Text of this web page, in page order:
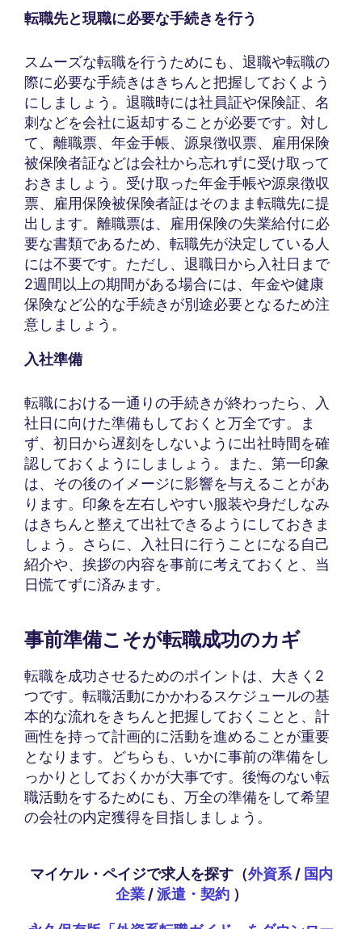
転職先と現職に必要な手続きを行う
スムーズな転職を行うためにも、退職や転職の
際に必要な手続きはきちんと把握しておくよう
にしましょう。退職時には社員証や保険証、名
刺などを会社に返却することが必要です。対し
て、離職票、年金手帳、源泉徴収票、雇用保険
被保険者証などは会社から忘れずに受け取って
おきましょう。受け取った年金手帳や源泉徴収
票、雇用保険被保険者証はそのまま転職先に提
出します。離職票は、雇用保険の失業給付に必
要な書類であるため、転職先が決定している人
には不要です。ただし、退職日から入社日まで
2週間以上の期間がある場合には、年金や健康
保険など公的な手続きが別途必要となるため注
意しましょう。
入社準備
転職における一通りの手続きが終わったら、入
社日に向けた準備もしておくと万全です。ま
ず、初日から遅刻をしないように出社時間を確
認しておくようにしましょう。また、第一印象
は、その後のイメージに影響を与えることがあ
ります。印象を左右しやすい服装や身だしなみ
はきちんと整えて出社できるようにしておきま
しょう。さらに、入社日に行うことになる自己
紹介や、挨拶の内容を事前に考えておくと、当
日慌てずに済みます。
事前準備こそが転職成功のカギ
転職を成功させるためのポイントは、大きく2
つです。転職活動にかかわるスケジュールの基
本的な流れをきちんと把握しておくことと、計
画性を持って計画的に活動を進めることが重要
となります。どちらも、いかに事前の準備をし
っかりとしておくかが大事です。後悔のない転
職活動をするためにも、万全の準備をして希望
の会社の内定獲得を目指しましょう。
マイケル・ペイジで求人を探す（外資系/ 国内
企業/派遣・契約）